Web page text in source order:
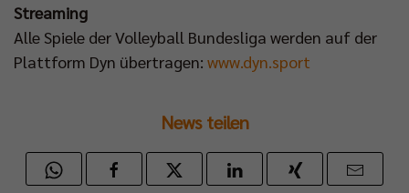
Streaming
Alle Spiele der Volleyball Bundesliga werden auf der
Plattform Dyn übertragen: www.dyn.sport
News teilen